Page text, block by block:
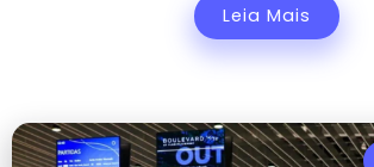
Leia Mais